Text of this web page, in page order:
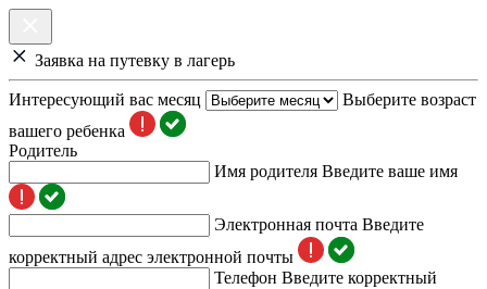
Заявка на путевку в лагерь
Интересующий вас месяц
Выберите возраст
вашего ребенка
Родитель
Имя родителя Введите ваше имя
Электронная почта Введите
корректный адрес электронной почты
Телефон Введите корректный